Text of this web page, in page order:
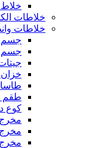
خلاطات
خلاطات
جسم
جسم
طقم
كوع